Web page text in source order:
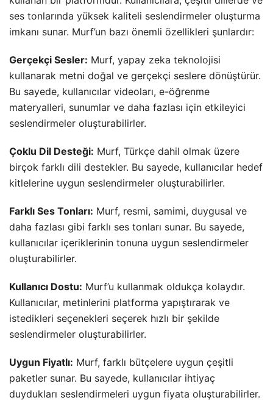
ses tonlarında yüksek kaliteli seslendirmeler oluşturma
imkanı sunar. Murf’un bazı önemli özellikleri şunlardır:
Gerçekçi Sesler: Murf, yapay zeka teknolojisi
kullanarak metni doğal ve gerçekçi seslere dönüştürür.
Bu sayede, kullanıcılar videoları, e-öğrenme
materyalleri, sunumlar ve daha fazlası için etkileyici
seslendirmeler oluşturabilirler.
Çoklu Dil Desteği: Murf, Türkçe dahil olmak üzere
birçok farklı dili destekler. Bu sayede, kullanıcılar hedef
kitlelerine uygun seslendirmeler oluşturabilirler.
Farklı Ses Tonları: Murf, resmi, samimi, duygusal ve
daha fazlası gibi farklı ses tonları sunar. Bu sayede,
kullanıcılar içeriklerinin tonuna uygun seslendirmeler
oluşturabilirler.
Kullanıcı Dostu: Murf’u kullanmak oldukça kolaydır.
Kullanıcılar, metinlerini platforma yapıştırarak ve
istedikleri seçenekleri seçerek hızlı bir şekilde
seslendirmeler oluşturabilirler.
Uygun Fiyatlı: Murf, farklı bütçelere uygun çeşitli
paketler sunar. Bu sayede, kullanıcılar ihtiyaç
duydukları seslendirmeleri uygun fiyata oluşturabilirler.